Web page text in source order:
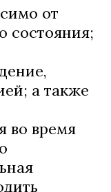
от
состояния;
а также
во время